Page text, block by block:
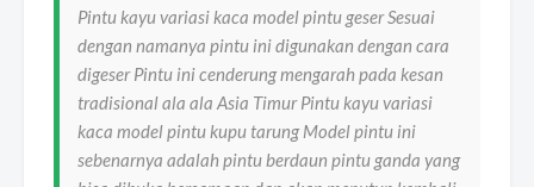
Pintu kayu variasi kaca model pintu geser Sesuai
dengan namanya pintu ini digunakan dengan cara
digeser Pintu ini cenderung mengarah pada kesan
tradisional ala ala Asia Timur Pintu kayu variasi
kaca model pintu kupu tarung Model pintu ini
sebenarnya adalah pintu berdaun pintu ganda yang